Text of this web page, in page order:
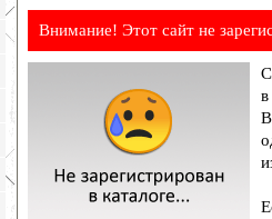
Внимание! Этот сайт не